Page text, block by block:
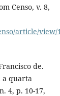
Censo, v. 8,
article/view/
de.
a quarta
4, p. 10-17,